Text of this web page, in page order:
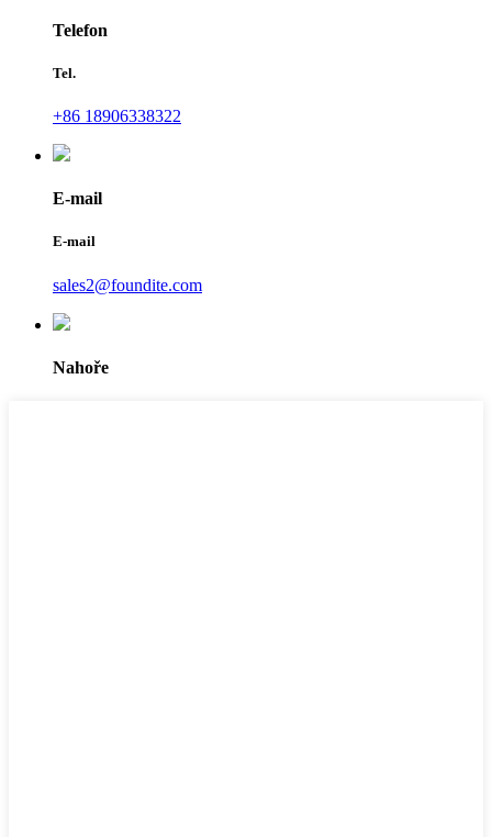
Telefon
Tel.
+86 18906338322
E-mail
E-mail
sales2@foundite.com
Nahoře